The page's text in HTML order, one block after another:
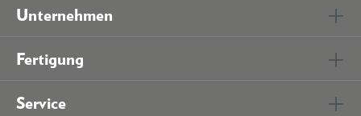
Unternehmen
Fertigung
Service